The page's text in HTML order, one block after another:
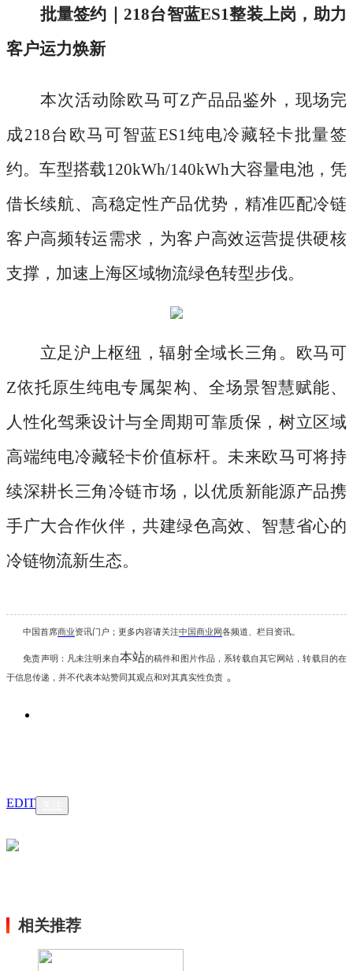
批量签约｜218台智蓝ES1整装上岗，助力
客户运力焕新
本次活动除欧马可Z产品品鉴外，现场完
成218台欧马可智蓝ES1纯电冷藏轻卡批量签
约。车型搭载120kWh/140kWh大容量电池，凭
借长续航、高稳定性产品优势，精准匹配冷链
客户高频转运需求，为客户高效运营提供硬核
支撑，加速上海区域物流绿色转型步伐。
立足沪上枢纽，辐射全域长三角。欧马可
Z依托原生纯电专属架构、全场景智慧赋能、
人性化驾乘设计与全周期可靠质保，树立区域
高端纯电冷藏轻卡价值标杆。未来欧马可将持
续深耕长三角冷链市场，以优质新能源产品携
手广大合作伙伴，共建绿色高效、智慧省心的
冷链物流新生态。
中国首席商业资讯 门户；更多内容请关注中国商业网各频道、栏目资讯。
免责声明：凡未注明 来自本站的稿件和图片作品，系转载自其它网站，转载目的在
于信息传递，并不代表本站赞同其观点和对其真实性负责 。
EDIT
相关推荐